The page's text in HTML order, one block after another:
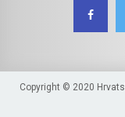
Copyright © 2020